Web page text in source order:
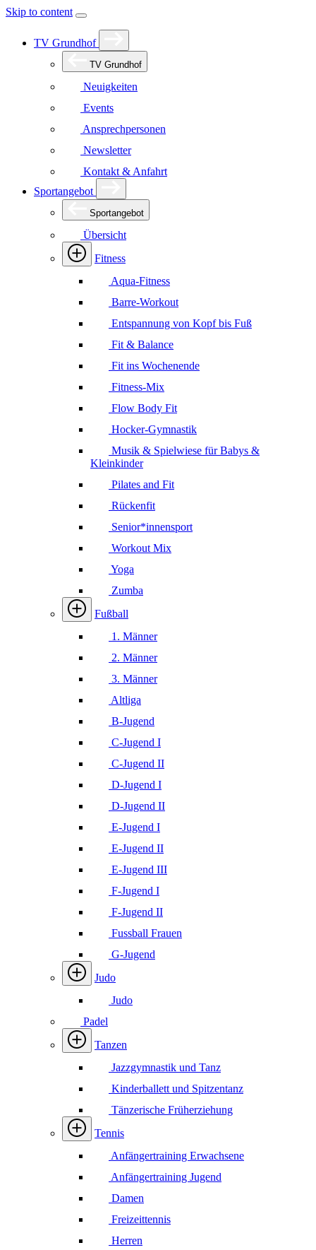
Skip to content
TV Grundhof
TV Grundhof
Neuigkeiten
Events
Ansprechpersonen
Newsletter
Kontakt & Anfahrt
Sportangebot
Sportangebot
Übersicht
Fitness
Aqua-Fitness
Barre-Workout
Entspannung von Kopf bis Fuß
Fit & Balance
Fit ins Wochenende
Fitness-Mix
Flow Body Fit
Hocker-Gymnastik
Musik & Spielwiese für Babys &
Kleinkinder
Pilates and Fit
Rückenfit
Senior*innensport
Workout Mix
Yoga
Zumba
Fußball
1. Männer
2. Männer
3. Männer
Altliga
B-Jugend
C-Jugend I
C-Jugend II
D-Jugend I
D-Jugend II
E-Jugend I
E-Jugend II
E-Jugend III
F-Jugend I
F-Jugend II
Fussball Frauen
G-Jugend
Judo
Judo
Padel
Tanzen
Jazzgymnastik und Tanz
Kinderballett und Spitzentanz
Tänzerische Früherziehung
Tennis
Anfängertraining Erwachsene
Anfängertraining Jugend
Damen
Freizeittennis
Herren